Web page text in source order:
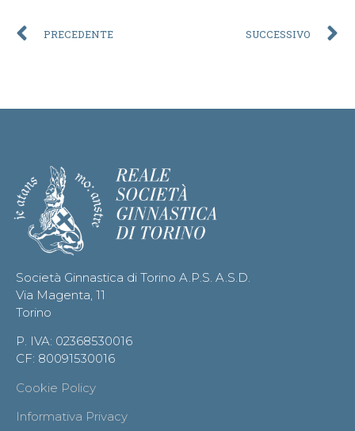
PRECEDENTE SUCCESSIVO
Società Ginnastica di Torino A.P.S. A.S.D.
Via Magenta, 11
Torino
P. IVA: 02368530016
CF: 80091530016
Cookie Policy
Informativa Privacy